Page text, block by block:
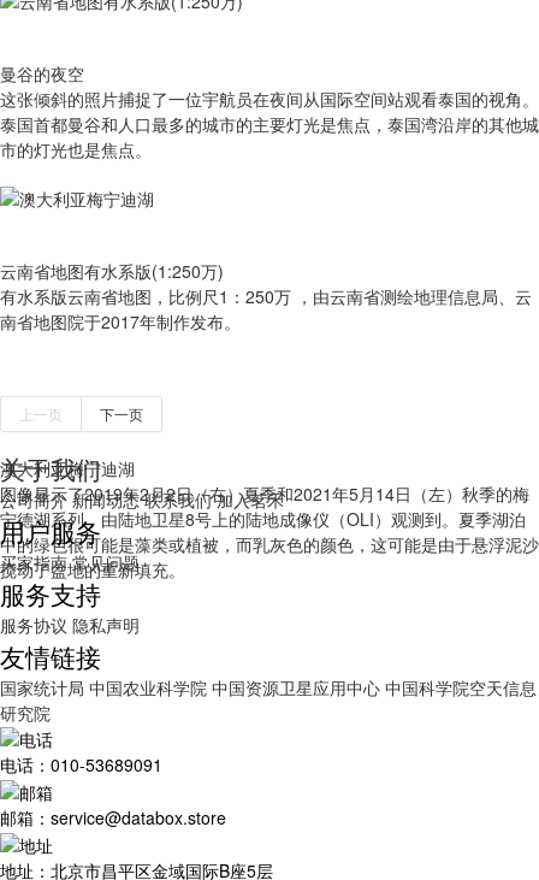
曼谷的夜空
这张倾斜的照片捕捉了一位宇航员在夜间从国际空间站观看泰国的视角。
泰国首都曼谷和人口最多的城市的主要灯光是焦点，泰国湾沿岸的其他城
市的灯光也是焦点。
云南省地图有水系版(1:250万)
有​水系版云南省地图，比例尺1：250万 ，由云南省测绘地理信息局、云
南省地图院于2017年制作发布。
澳大利亚梅宁迪湖
图像显示了2019年2月2日（右）夏季和2021年5月14日（左）秋季的梅
宁德湖系列，由陆地卫星8号上的陆地成像仪（OLI）观测到。夏季湖泊
中的绿色很可能是藻类或植被，而乳灰色的颜色，这可能是由于悬浮泥沙
搅动了盆地的重新填充。
上一页 下一页
关于我们
公司简介 新闻动态 联系我们 加入茗禾
用户服务
买家指南 常见问题
服务支持
服务协议 隐私声明
友情链接
国家统计局 中国农业科学院 中国资源卫星应用中心 中国科学院空天信息
研究院
电话：010-53689091
邮箱：service@databox.store
地址：北京市昌平区金域国际B座5层